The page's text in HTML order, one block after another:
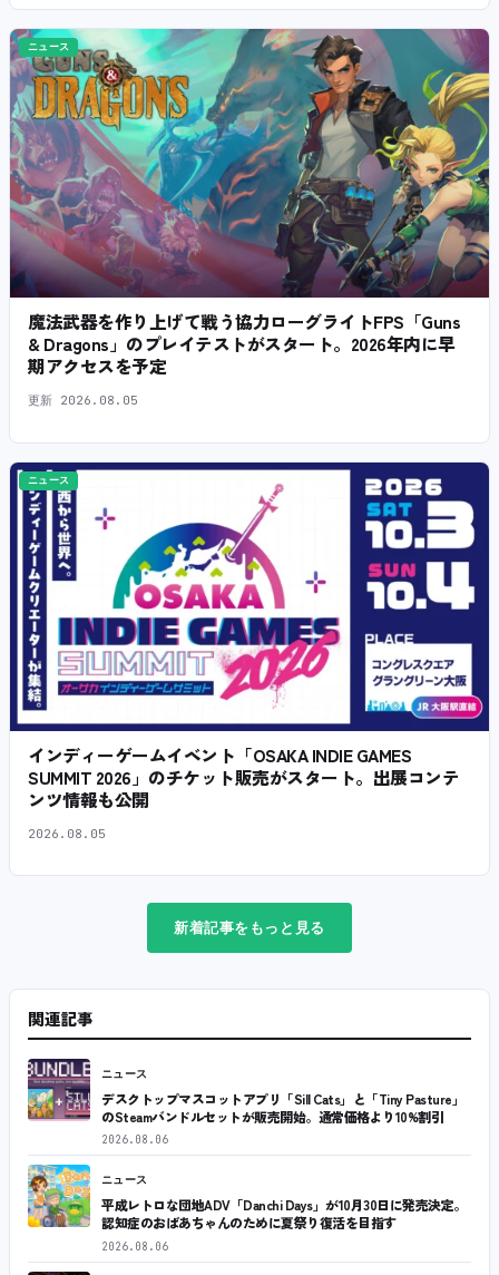
ニュース
魔法武器を作り上げて戦う協力ローグライトFPS「Guns
& Dragons」のプレイテストがスタート。2026年内に早
期アクセスを予定
更新 2026.08.05
ニュース
インディーゲームイベント「OSAKA INDIE GAMES
SUMMIT 2026」のチケット販売がスタート。出展コンテ
ンツ情報も公開
2026.08.05
新着記事をもっと見る
関連記事
ニュース
デスクトップマスコットアプリ「Sill Cats」と「Tiny Pasture」
のSteamバンドルセットが販売開始。通常価格より10%割引
2026.08.06
ニュース
平成レトロな団地ADV「Danchi Days」が10月30日に発売決定。
認知症のおばあちゃんのために夏祭り復活を目指す
2026.08.06